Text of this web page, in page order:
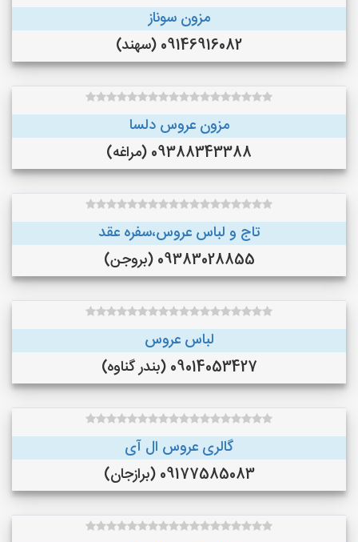
مزون سوناز
09146916082 (سهند)
مزون عروس دلسا
09388343388 (مراغه)
تاج و لباس عروس،سفره عقد
09383028855 (بروجن)
لباس عروس
09014053427 (بندر گناوه)
گالری عروس ال آی
09177585083 (برازجان)